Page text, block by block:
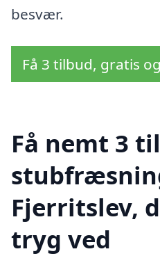
besvær.
Få 3 tilbud, gratis
Få nemt 3
Fjerritslev,
tryg ved